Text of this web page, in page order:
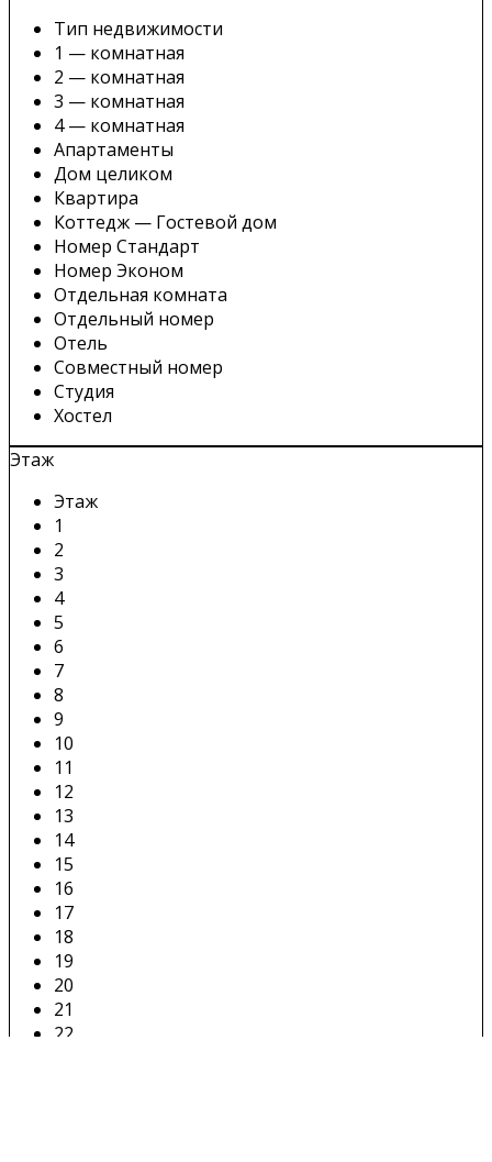
Тип недвижимости
1 — комнатная
2 — комнатная
3 — комнатная
4 — комнатная
Апартаменты
Дом целиком
Квартира
Коттедж — Гостевой дом
Номер Стандарт
Номер Эконом
Отдельная комната
Отдельный номер
Отель
Совместный номер
Студия
Хостел
Этаж
Этаж
1
2
3
4
5
6
7
8
9
10
11
12
13
14
15
16
17
18
19
20
21
22